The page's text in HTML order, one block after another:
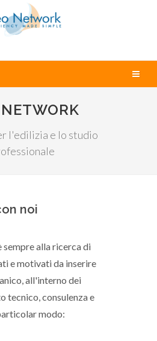
l'edilizia e lo studio
noi
alla ricerca di
e motivati da inserire
all'interno dei
tecnico, consulenza e
modo: